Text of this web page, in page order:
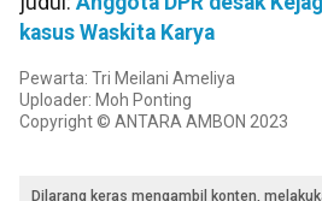
kasus Waskita Karya
Pewarta: Tri Meilani Ameliya
Uploader: Moh Ponting
Copyright © ANTARA AMBON 2023
Dilarang keras mengambil konten,